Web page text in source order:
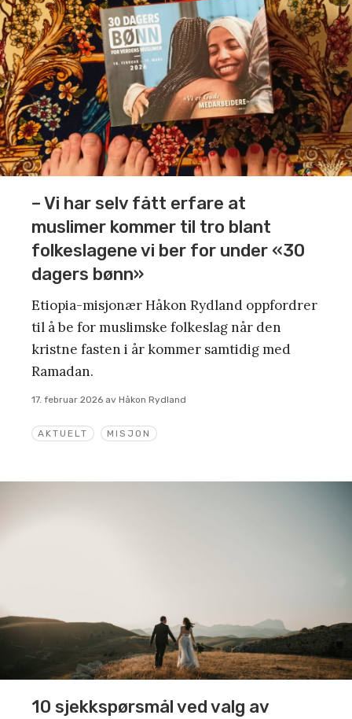
AKTUELT MISJON
– Vi har selv fått erfare at
muslimer kommer til tro blant
folkeslagene vi ber for under «30
dagers bønn»
Etiopia-misjonær Håkon Rydland oppfordrer
til å be for muslimske folkeslag når den
kristne fasten i år kommer samtidig med
Ramadan.
17. februar 2026 av Håkon Rydland
10 sjekkspørsmål ved valg av